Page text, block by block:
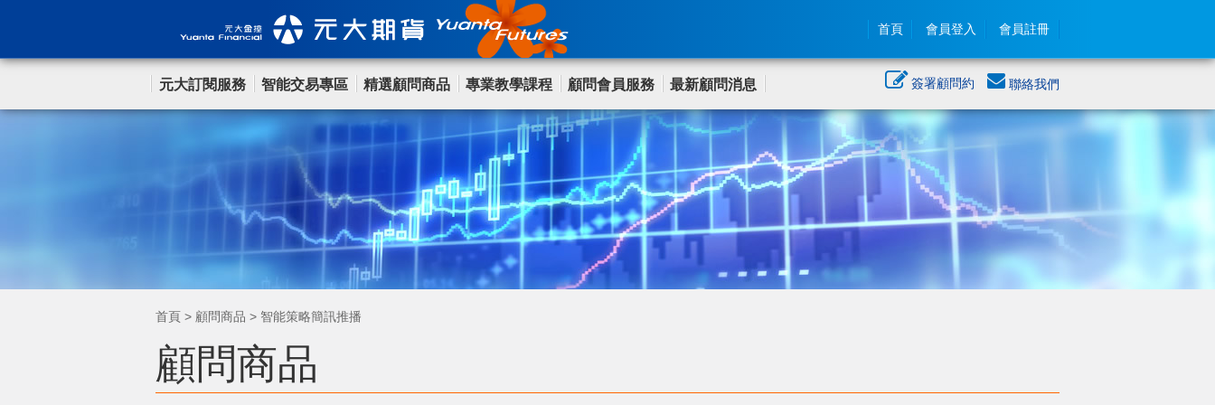
首頁 會員登入 會員註冊
元大訂閱服務 智能交易專區 精選顧問商品 專業教學課程 顧問會員服務 最新顧問消息 簽署顧問約 聯絡我們
首頁 > 顧問商品 > 智能策略簡訊推播
顧問商品